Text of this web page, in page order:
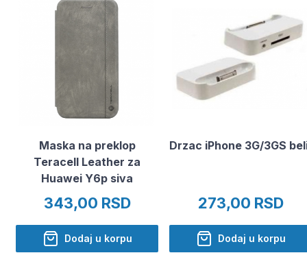
Maska na preklop
Teracell Leather za
Huawei Y6p siva
343,00 RSD
Dodaj u korpu
Drzac iPhone 3G/3GS
273,00 RSD
Dodaj u korpu